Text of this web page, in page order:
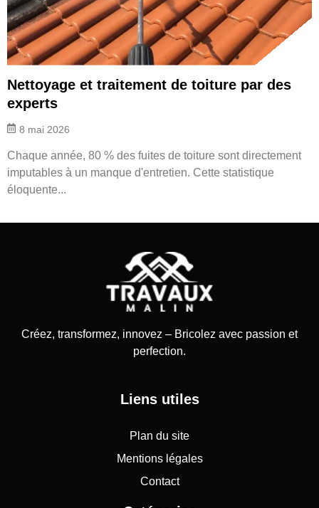
Nettoyage et traitement de toiture par des
experts
8 mai 2026
Chaque année, 80 % des fuites de toiture sont directement
imputables à un manque d'entretien. Cette statistique
éloquente...
Créez, transformez, innovez – Bricolez avec passion et
perfection.
Liens utiles
Plan du site
Mentions légales
Contact